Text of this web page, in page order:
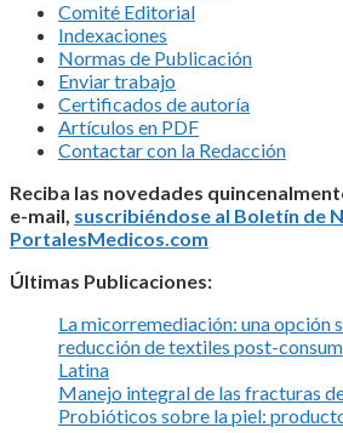
Comité Editorial
Indexaciones
Normas de Publicación
Enviar trabajo
Certificados de autoría
Artículos en PDF
Contactar con la Redacción
Reciba las novedades
e-mail, suscribiéndose al Boletín de
PortalesMedicos.com
Últimas Publicaciones:
La micorremediación: una opción
reducción de textiles post-
Latina
Manejo integral de las fracturas
Probióticos sobre la piel: